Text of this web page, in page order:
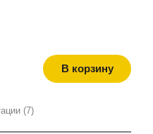
В корзину
(7)